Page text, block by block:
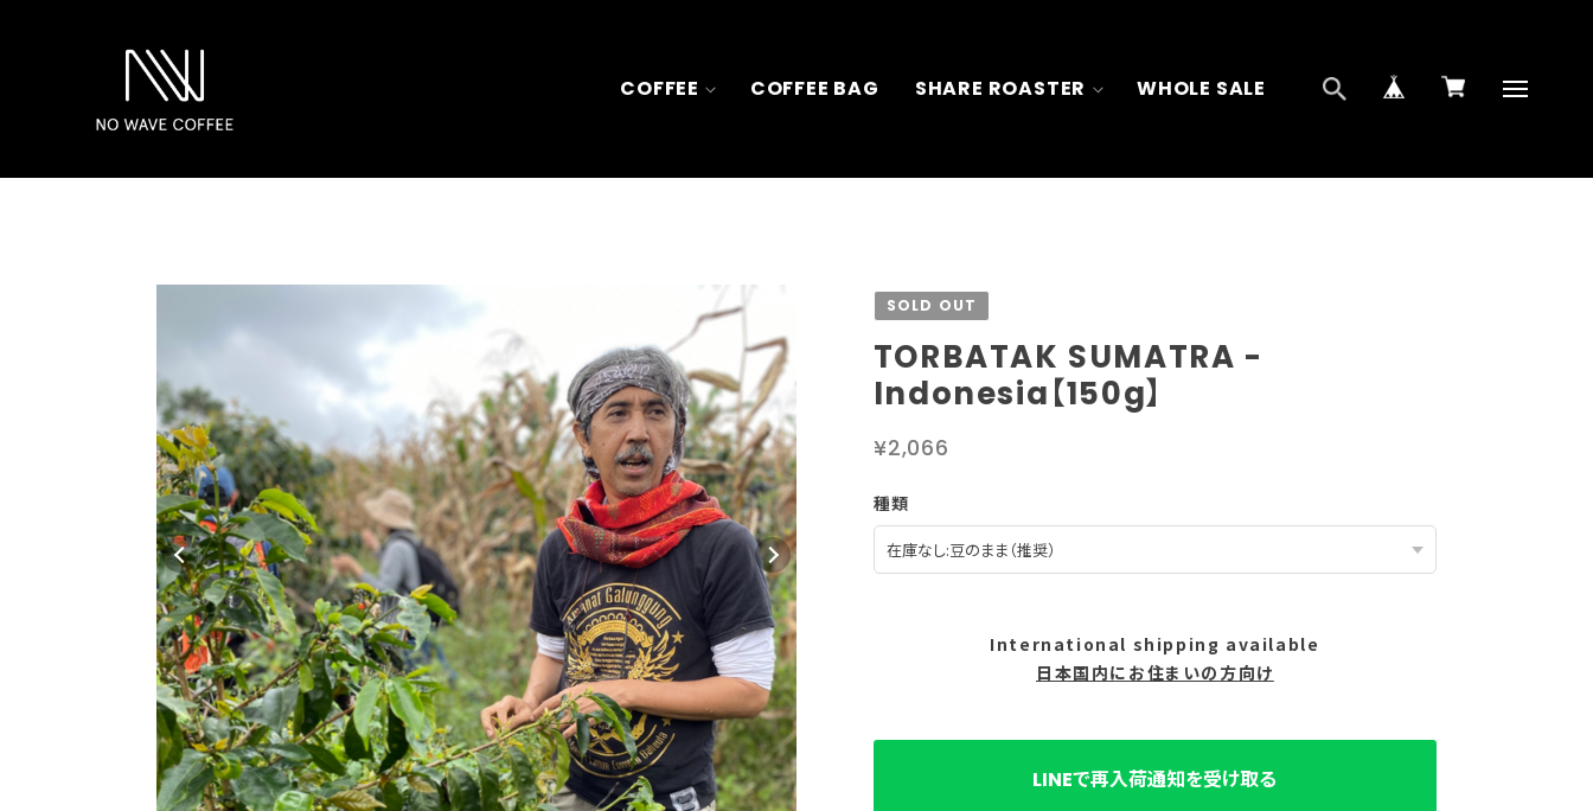
COFFEE COFFEE BAG SHARE ROASTER WHOLE SALE
SOLD OUT
TORBATAK SUMATRA -
Indonesia【150g】
¥2,066
種類
International shipping available
日本国内にお住まいの方向け
LINEで再入荷通知を受け取る